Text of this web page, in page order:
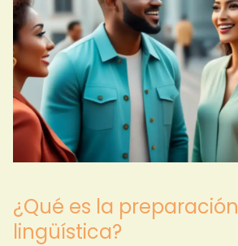
¿Qué es la preparación
lingüística?